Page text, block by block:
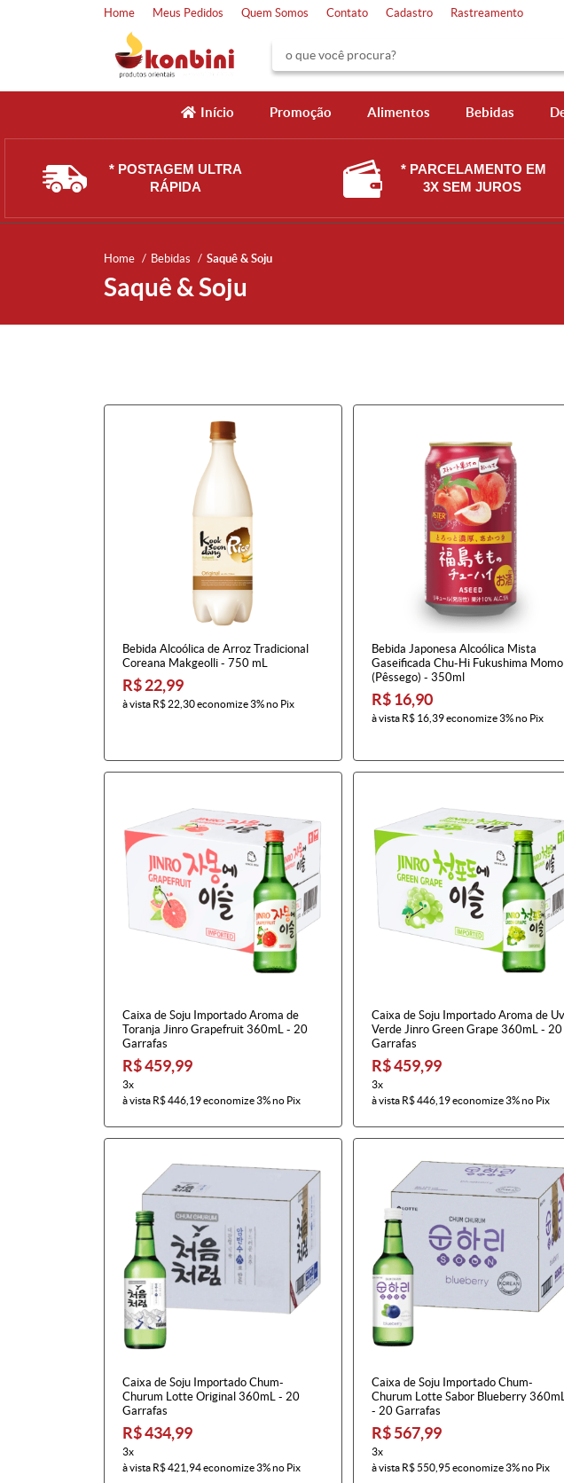
Home Meus Pedidos Quem Somos Contato Cadastro Rastreamento
Início Promoção Alimentos Bebidas
* POSTAGEM ULTRA
RÁPIDA
* PARCELAMENTO EM
3X SEM JUROS
Home Bebidas Saquê & Soju
Saquê & Soju
Bebida Alcoólica de Arroz Tradicional
Coreana Makgeolli - 750 mL
R$ 22,99
à vista R$ 22,30economize3%no Pix
Bebida Japonesa Alcoólica Mista
Gaseificada Chu-Hi Fukushima Momo
(Pêssego) - 350ml
R$ 16,90
à vista R$ 16,39economize3%no Pix
Caixa de Soju Importado Aroma de
Toranja Jinro Grapefruit 360mL - 20
Garrafas
R$ 459,99
3x
à vista R$ 446,19economize3%no Pix
Caixa de Soju Importado Aroma de
Verde Jinro Green Grape 360mL - 20
Garrafas
R$ 459,99
3x
à vista R$ 446,19economize3%no Pix
Caixa de Soju Importado Chum-
Churum Lotte Original 360mL - 20
Garrafas
R$ 434,99
3x
à vista R$ 421,94economize3%no Pix
Caixa de Soju Importado Chum-
Churum Lotte Sabor Blueberry 360mL
- 20 Garrafas
R$ 567,99
3x
à vista R$ 550,95 economize3%no Pix